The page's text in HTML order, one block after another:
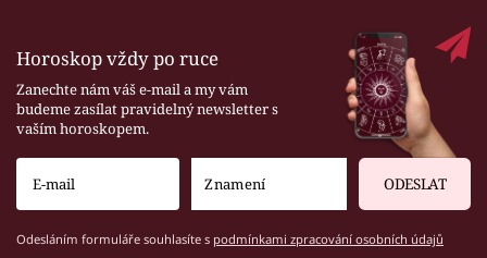
Horoskop vždy po ruce
Zanechte nám váš e-mail a my vám
budeme zasílat pravidelný newsletter s
vaším horoskopem.
ODESLAT
Odesláním formuláře souhlasíte s podmínkami zpracování osobních údajů